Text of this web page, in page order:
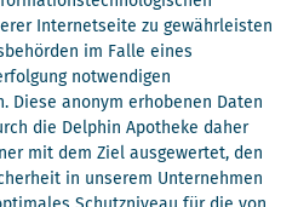
Internetseite zu gewährleisten
im Falle eines
notwendigen
Diese anonym erhobenen Daten
die Delphin Apotheke daher
mit dem Ziel ausgewertet, den
in unserem Unternehmen